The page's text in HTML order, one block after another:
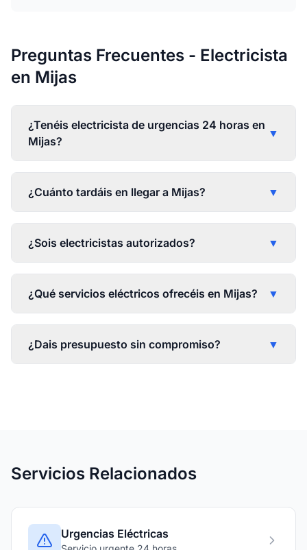
Preguntas Frecuentes - Electricista
en Mijas
¿Tenéis electricista de urgencias 24 horas en
Mijas?
▼
¿Cuánto tardáis en llegar a Mijas? ▼
¿Sois electricistas autorizados? ▼
¿Qué servicios eléctricos ofrecéis en Mijas? ▼
¿Dais presupuesto sin compromiso? ▼
Servicios Relacionados
Urgencias Eléctricas